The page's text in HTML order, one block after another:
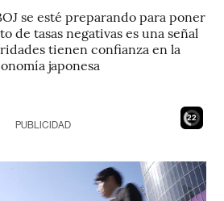
se esté preparando para poner
de tasas negativas es una señal
tienen confianza en la
japonesa
21
PUBLICIDAD